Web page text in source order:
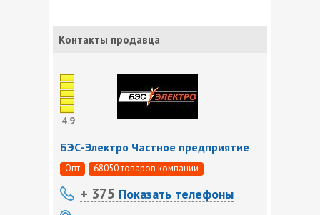
Контакты продавца
4.9
БЭС-Электро Частное предприятие
Опт 68050 товаров компании
+ 375 Показать телефоны